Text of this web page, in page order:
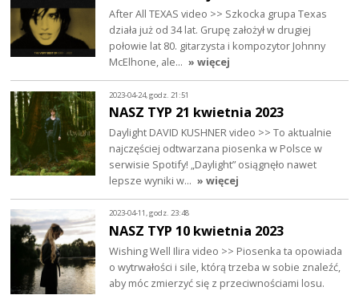
After All TEXAS video >> Szkocka grupa Texas
działa już od 34 lat. Grupę założył w drugiej
połowie lat 80. gitarzysta i kompozytor Johnny
McElhone, ale… » więcej
2023-04-24, godz. 21:51
NASZ TYP 21 kwietnia 2023
Daylight DAVID KUSHNER video >> To aktualnie
najczęściej odtwarzana piosenka w Polsce w
serwisie Spotify! „Daylight” osiągnęło nawet
lepsze wyniki w… » więcej
2023-04-11, godz. 23:48
NASZ TYP 10 kwietnia 2023
Wishing Well Ilira video >> Piosenka ta opowiada
o wytrwałości i sile, którą trzeba w sobie znaleźć,
aby móc zmierzyć się z przeciwnościami losu.